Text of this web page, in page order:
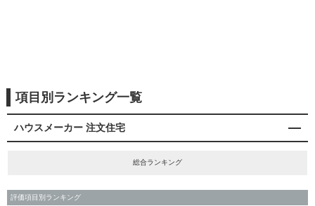
項目別ランキング一覧
ハウスメーカー 注文住宅
総合ランキング
評価項目別ランキング